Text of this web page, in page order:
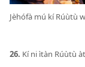
Jèhófà mú kí Rúùtù
26. Kí ni ìtàn Rúùtù